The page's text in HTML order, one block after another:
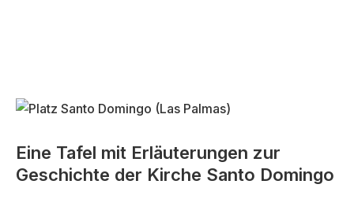
Eine Tafel mit Erläuterungen zur
Geschichte der Kirche Santo Domingo